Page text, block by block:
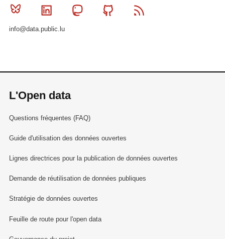
Bluesky Linkedin MastodonGithub
info@data.public.lu
L'Open data
Questions fréquentes (FAQ)
Guide d'utilisation des données ouvertes
Lignes directrices pour la publication de données ouvertes
Demande de réutilisation de données publiques
Stratégie de données ouvertes
Feuille de route pour l'open data